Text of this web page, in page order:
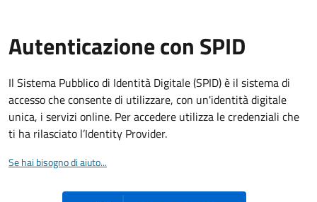
Autenticazione con SPID
Il Sistema Pubblico di Identità Digitale (SPID) è il sistema di
accesso che consente di utilizzare, con un'identità digitale
unica, i servizi online. Per accedere utilizza le credenziali che
ti ha rilasciato l’Identity Provider.
Se hai bisogno di aiuto...